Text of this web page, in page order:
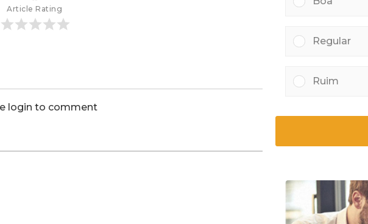
Article Rating
login to comment
Regular
Ruim